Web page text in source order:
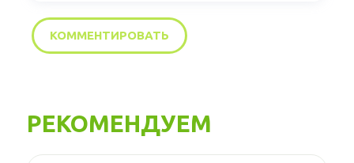
РЕКОМЕНДУЕМ